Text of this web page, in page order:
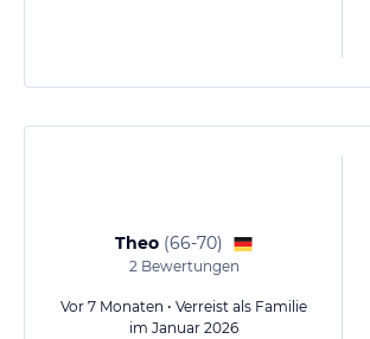
Theo (66-70)
2Bewertungen
Vor 7 Monaten • Verreist als Familie
im Januar 2026